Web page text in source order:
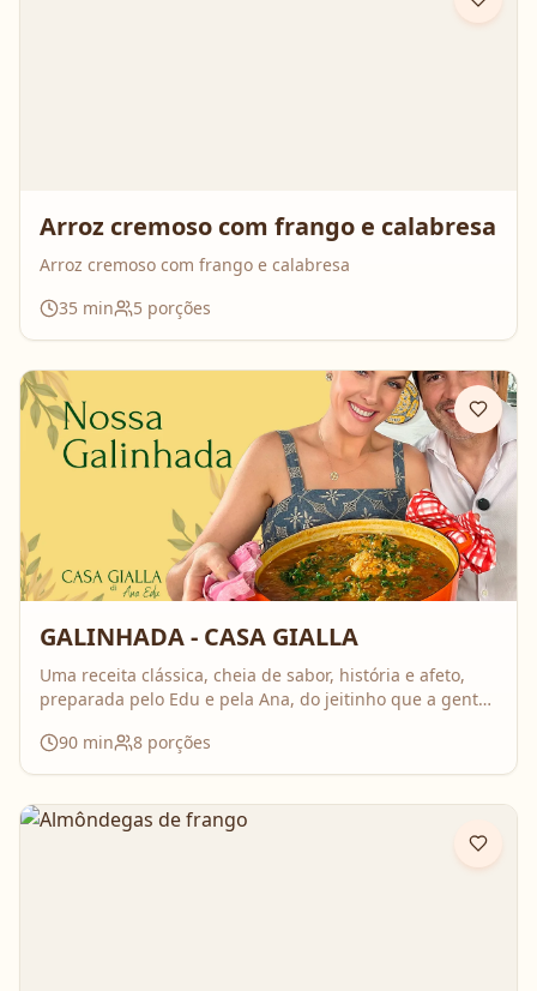
Arroz cremoso com frango e calabresa
Arroz cremoso com frango e calabresa
35 min 5 porções
GALINHADA - CASA GIALLA
Uma receita clássica, cheia de sabor, história e afeto,
preparada pelo Edu e pela Ana, do jeitinho que a gente
Nesse vídeo, compartilham o passo a passo completo da
galinhada, com dicas importantes para deixar o frango
perfuma a casa inteira. É daquelas receitas que reúnem
90 min 8 porções